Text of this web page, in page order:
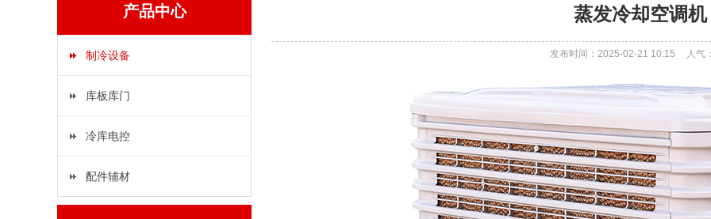
产品中心
制冷设备
库板库门
冷库电控
配件辅材
蒸发冷却空调机
发布时间：2025-02-21 10:15 人气：